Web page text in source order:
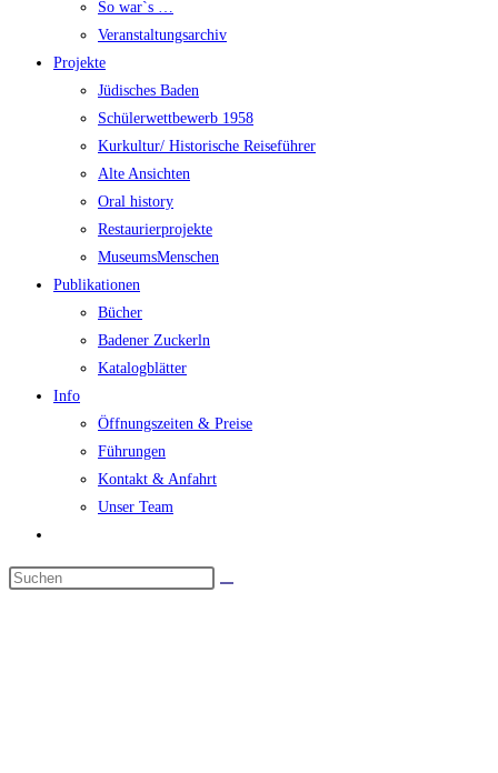
So war`s …
Veranstaltungsarchiv
Projekte
Jüdisches Baden
Schülerwettbewerb 1958
Kurkultur/ Historische Reiseführer
Alte Ansichten
Oral history
Restaurierprojekte
MuseumsMenschen
Publikationen
Bücher
Badener Zuckerln
Katalogblätter
Info
Öffnungszeiten & Preise
Führungen
Kontakt & Anfahrt
Unser Team
umschalten
Diese